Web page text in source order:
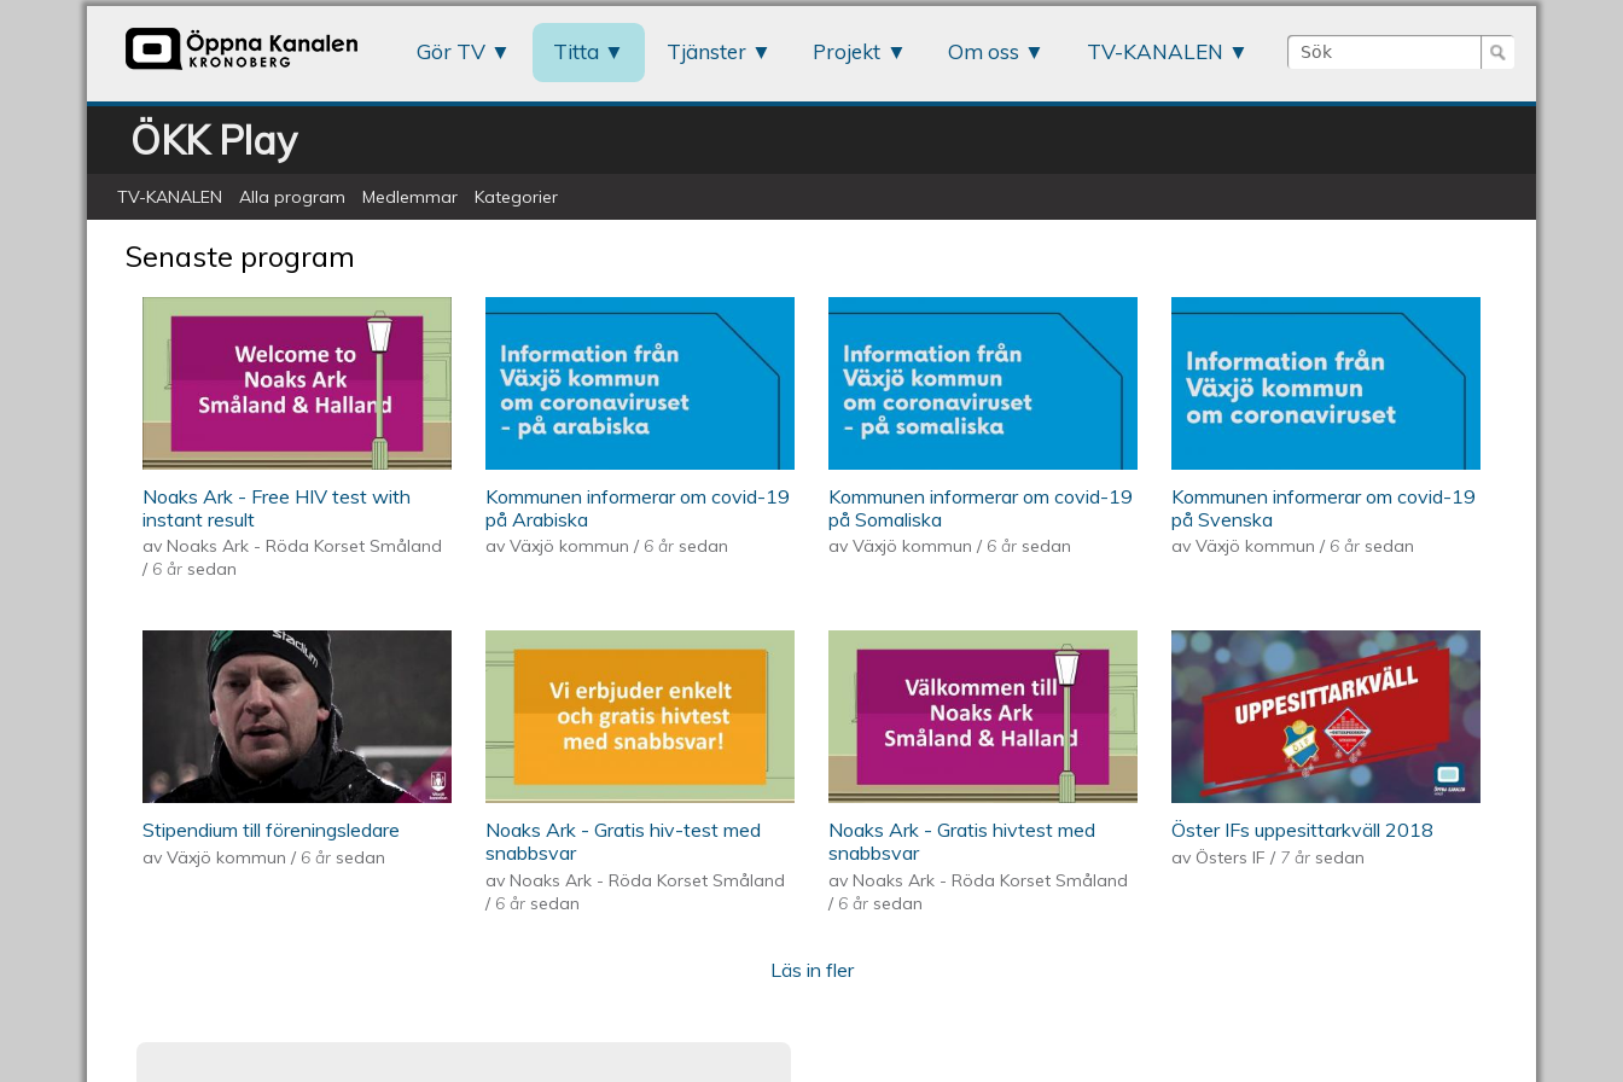
Sökformulär
Sök
Gör TV Titta Tjänster Projekt Om oss TV-KANALEN
ÖKK Play
TV-KANALEN Alla program Medlemmar Kategorier
Senaste program
Noaks Ark - Free HIV test with
instant result
av Noaks Ark - Röda Korset Småland
/ 6 år sedan
Kommunen informerar om covid-19
på Arabiska
avVäxjö kommun/ 6 år sedan
Kommunen informerar om covid-19
på Somaliska
avVäxjö kommun/ 6 år sedan
Kommunen informerar om covid-19
på Svenska
avVäxjö kommun/ 6 år sedan
Stipendium till föreningsledare
avVäxjö kommun/ 6 år sedan
Noaks Ark - Gratis hiv-test med
snabbsvar
av Noaks Ark - Röda Korset Småland
/ 6 år sedan
Noaks Ark - Gratis hivtest med
snabbsvar
av Noaks Ark - Röda Korset Småland
/ 6 år sedan
Öster IFs uppesittarkväll 2018
av Östers IF/ 7 år sedan
Läs in fler